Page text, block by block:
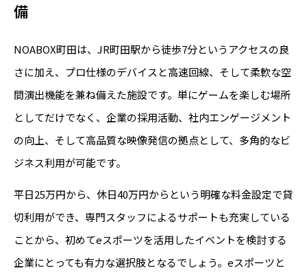
備
NOABOX町田は、JR町田駅から徒歩7分というアクセスの良
さに加え、プロ仕様のデバイスと高速回線、そして柔軟な空
間演出機能を兼ね備えた施設です。単にゲームを楽しむ場所
としてだけでなく、企業の採用活動、社内エンゲージメント
の向上、そして高品質な映像発信の拠点として、多角的なビ
ジネス利用が可能です。
平日25万円から、休日40万円からという明確な料金設定で貸
切利用ができ、専門スタッフによるサポートも充実している
ことから、初めてeスポーツを活用したイベントを検討する
企業にとっても有力な選択肢となるでしょう。eスポーツと